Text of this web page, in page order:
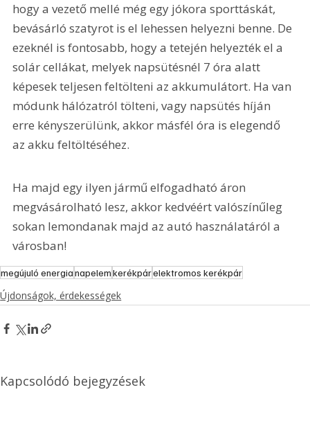
hogy a vezető mellé még egy jókora sporttáskát,
bevásárló szatyrot is el lehessen helyezni benne. De
ezeknél is fontosabb, hogy a tetején helyezték el a
solár cellákat, melyek napsütésnél 7 óra alatt
képesek teljesen feltölteni az akkumulátort. Ha van
módunk hálózatról tölteni, vagy napsütés híján
erre kényszerülünk, akkor másfél óra is elegendő
az akku feltöltéséhez.
Ha majd egy ilyen jármű elfogadható áron
megvásárolható lesz, akkor kedvéért valószínűleg
sokan lemondanak majd az autó használatáról a
városban!
megújuló energianapelemkerékpárelektromos kerékpár
Újdonságok, érdekességek
Kapcsolódó bejegyzések